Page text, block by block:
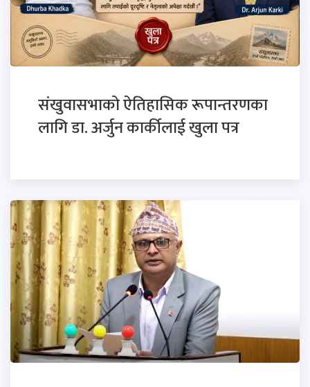
संखुवासभाको ऐतिहासिक रूपान्तरणका
लागि डा. अर्जुन कार्कीलाई खुला पत्र